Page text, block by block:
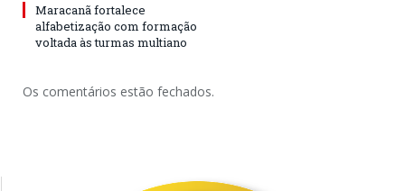
Maracanã fortalece
alfabetização com formação
voltada às turmas multiano
Os comentários estão fechados.